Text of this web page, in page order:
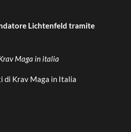
Lichtenfeld tramite
Maga in italia
di Krav Maga in Italia